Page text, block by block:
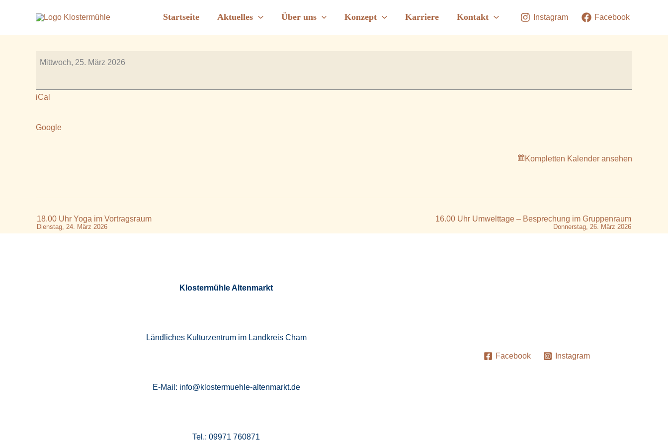
springen
Startseite Aktuelles Über uns Konzept Karriere Kontakt Instagram Facebook
17.00 / 19.00 Uhr Yoga im Vortragsraum
17.00
Uhr
im
Mittwoch, 25. März 2026
iCal
Google
Kompletten Kalender ansehen
18.00 Uhr Yoga im Vortragsraum
Dienstag, 24. März 2026
16.00 Uhr Umwelttage – Besprechung im Gruppenraum
Donnerstag, 26. März 2026
Klostermühle Altenmarkt
Ländliches Kulturzentrum im Landkreis Cham
E-Mail: info@klostermuehle-altenmarkt.de
Tel.: 09971 760871
Facebook Instagram